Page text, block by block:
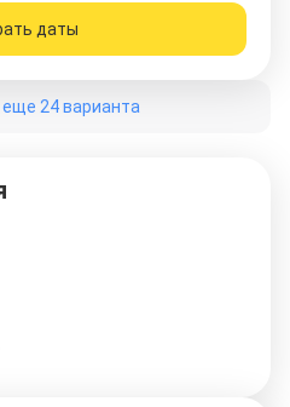
даты
24 варианта